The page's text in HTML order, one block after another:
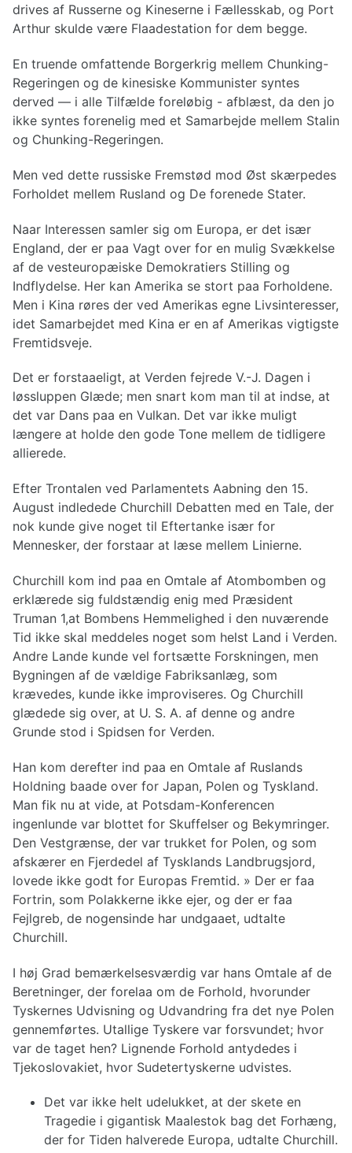
drives af Russerne og Kineserne i Fællesskab, og Port
Arthur skulde være Flaadestation for dem begge.
En truende omfattende Borgerkrig mellem Chunking-
Regeringen og de kinesiske Kommunister syntes
derved — i alle Tilfælde foreløbig - afblæst, da den jo
ikke syntes forenelig med et Samarbejde mellem Stalin
og Chunking-Regeringen.
Men ved dette russiske Fremstød mod Øst skærpedes
Forholdet mellem Rusland og De forenede Stater.
Naar Interessen samler sig om Europa, er det især
England, der er paa Vagt over for en mulig Svækkelse
af de vesteuropæiske Demokratiers Stilling og
Indflydelse. Her kan Amerika se stort paa Forholdene.
Men i Kina røres der ved Amerikas egne Livsinteresser,
idet Samarbejdet med Kina er en af Amerikas vigtigste
Fremtidsveje.
Det er forstaaeligt, at Verden fejrede V.-J. Dagen i
løssluppen Glæde; men snart kom man til at indse, at
det var Dans paa en Vulkan. Det var ikke muligt
længere at holde den gode Tone mellem de tidligere
allierede.
Efter Trontalen ved Parlamentets Aabning den 15.
August indledede Churchill Debatten med en Tale, der
nok kunde give noget til Eftertanke især for
Mennesker, der forstaar at læse mellem Linierne.
Churchill kom ind paa en Omtale af Atombomben og
erklærede sig fuldstændig enig med Præsident
Truman 1,at Bombens Hemmelighed i den nuværende
Tid ikke skal meddeles noget som helst Land i Verden.
Andre Lande kunde vel fortsætte Forskningen, men
Bygningen af de vældige Fabriksanlæg, som
krævedes, kunde ikke improviseres. Og Churchill
glædede sig over, at U. S. A. af denne og andre
Grunde stod i Spidsen for Verden.
Han kom derefter ind paa en Omtale af Ruslands
Holdning baade over for Japan, Polen og Tyskland.
Man fik nu at vide, at Potsdam-Konferencen
ingenlunde var blottet for Skuffelser og Bekymringer.
Den Vestgrænse, der var trukket for Polen, og som
afskærer en Fjerdedel af Tysklands Landbrugsjord,
lovede ikke godt for Europas Fremtid. » Der er faa
Fortrin, som Polakkerne ikke ejer, og der er faa
Fejlgreb, de nogensinde har undgaaet, udtalte
Churchill.
I høj Grad bemærkelsesværdig var hans Omtale af de
Beretninger, der forelaa om de Forhold, hvorunder
Tyskernes Udvisning og Udvandring fra det nye Polen
gennemførtes. Utallige Tyskere var forsvundet; hvor
var de taget hen? Lignende Forhold antydedes i
Tjekoslovakiet, hvor Sudetertyskerne udvistes.
Det var ikke helt udelukket, at der skete en
Tragedie i gigantisk Maalestok bag det Forhæng,
der for Tiden halverede Europa, udtalte Churchill.